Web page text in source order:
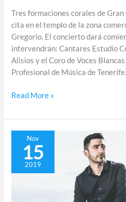
Tres formaciones corales de
cita en el templo de la zona
Gregorio. El concierto dará
intervendrán: Cantares Estudio
Alisios y el Coro de Voces
Profesional de Música de
Read More »
Nov
15
2019
Coro
la